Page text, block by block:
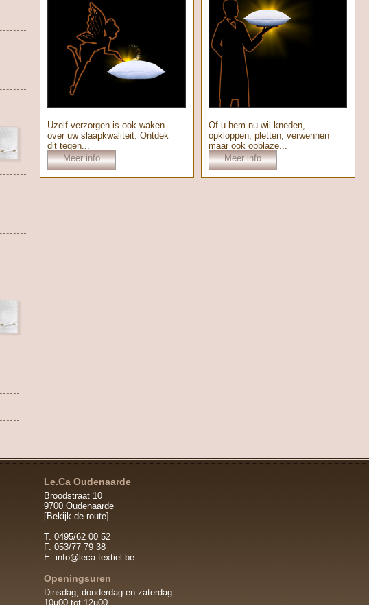
Uzelf verzorgen is ook waken
over uw slaapkwaliteit. Ontdek
dit tegen...
Meer info
Of u hem nu wil kneden,
opkloppen, pletten, verwennen
maar ook opblaze...
Meer info
Le.Ca Oudenaarde
Broodstraat 10
9700 Oudenaarde
[Bekijk de route]
T. 0495/62 00 52
F. 053/77 79 38
E. info@leca-textiel.be
Openingsuren
Dinsdag, donderdag en zaterdag
10u00 tot 12u00